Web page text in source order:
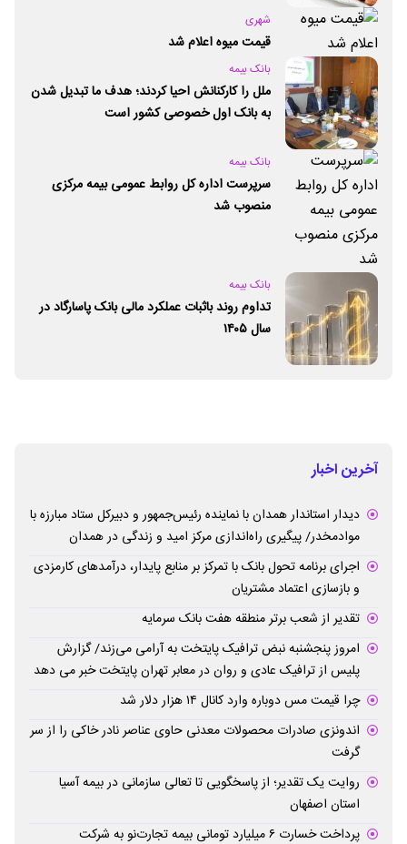
شهری
قیمت میوه اعلام شد
بانک بیمه
ملل را کارکنانش احیا کردند؛ هدف ما تبدیل شدن
به بانک اول خصوصی کشور است
بانک بیمه
سرپرست اداره کل روابط عمومی بیمه مرکزی
منصوب شد
بانک بیمه
تداوم روند باثبات عملکرد مالی بانک پاسارگاد در
سال ۱۴۰۵
آخرین اخبار
دیدار استاندار همدان با نماینده رئیس‌جمهور و دبیرکل ستاد مبارزه با
موادمخدر/ پیگیری راه‌اندازی مرکز امید و زندگی در همدان
اجرای برنامه تحول بانک با تمرکز بر منابع پایدار، درآمدهای کارمزدی
و بازسازی اعتماد مشتریان
تقدیر از شعب برتر منطقه هفت بانک سرمایه
امروز پنجشنبه نبض ترافیک پایتخت به آرامی می‌زند/ گزارش
پلیس از ترافیک عادی و روان در معابر تهران پایتخت خبر می دهد
چرا قیمت مس دوباره وارد کانال ۱۴ هزار دلار شد
اندونزی صادرات محصولات معدنی حاوی عناصر نادر خاکی را از سر
گرفت
روایت یک تقدیر؛ از پاسخگویی تا تعالی سازمانی در بیمه آسیا
استان اصفهان
پرداخت خسارت ۶ میلیارد تومانی بیمه تجارت‌نو به شرکت